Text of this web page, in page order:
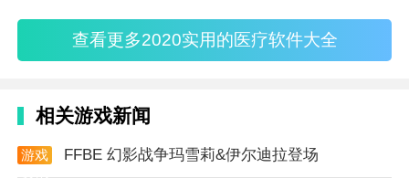
查看更多2020实用的医疗软件大全
相关游戏新闻
游戏
FFBE 幻影战争玛雪莉&伊尔迪拉登场